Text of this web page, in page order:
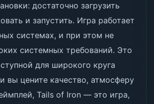
достаточно загрузить
и запустить. Игра работает
системах, и при этом не
системных требований. Это
для широкого круга
вы цените качество, атмосферу
Tails of Iron — это игра,